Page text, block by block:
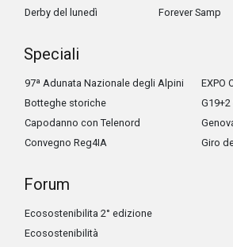
Derby del lunedì
Forever Samp
Speciali
97ª Adunata Nazionale degli Alpini
Botteghe storiche
Capodanno con Telenord
Convegno Reg4IA
EXPO
G19+2
Giro
Forum
Ecosostenibilita 2° edizione
Ecosostenibilità